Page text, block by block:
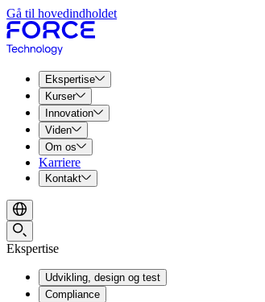
Gå til hovedindholdet
Ekspertise
Kurser
Innovation
Viden
Om os
Karriere
Kontakt
Ekspertise
Udvikling, design og test
Compliance